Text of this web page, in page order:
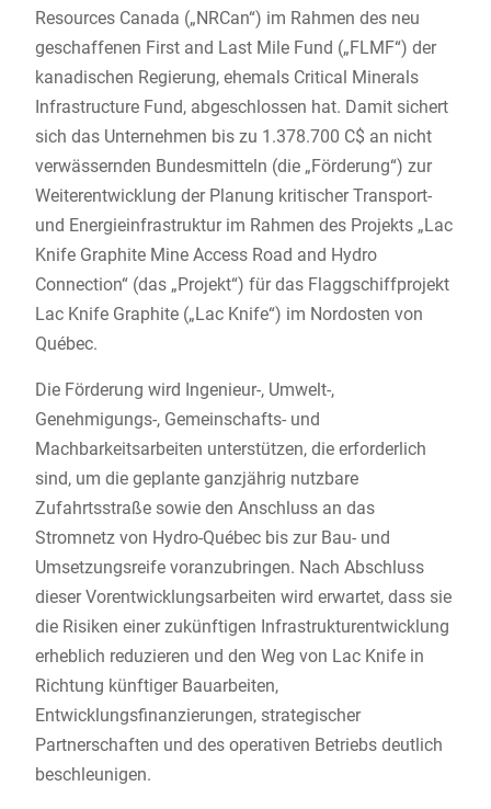
Resources Canada („NRCan“) im Rahmen des neu
geschaffenen First and Last Mile Fund („FLMF“) der
kanadischen Regierung, ehemals Critical Minerals
Infrastructure Fund, abgeschlossen hat. Damit sichert
sich das Unternehmen bis zu 1.378.700 C$ an nicht
verwässernden Bundesmitteln (die „Förderung“) zur
Weiterentwicklung der Planung kritischer Transport-
und Energieinfrastruktur im Rahmen des Projekts „Lac
Knife Graphite Mine Access Road and Hydro
Connection“ (das „Projekt“) für das Flaggschiffprojekt
Lac Knife Graphite („Lac Knife“) im Nordosten von
Québec.
Die Förderung wird Ingenieur-, Umwelt-,
Genehmigungs-, Gemeinschafts- und
Machbarkeitsarbeiten unterstützen, die erforderlich
sind, um die geplante ganzjährig nutzbare
Zufahrtsstraße sowie den Anschluss an das
Stromnetz von Hydro-Québec bis zur Bau- und
Umsetzungsreife voranzubringen. Nach Abschluss
dieser Vorentwicklungsarbeiten wird erwartet, dass sie
die Risiken einer zukünftigen Infrastrukturentwicklung
erheblich reduzieren und den Weg von Lac Knife in
Richtung künftiger Bauarbeiten,
Entwicklungsfinanzierungen, strategischer
Partnerschaften und des operativen Betriebs deutlich
beschleunigen.